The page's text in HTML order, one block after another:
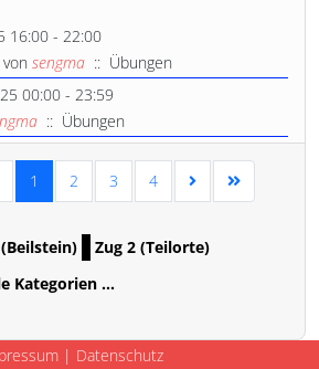
16:00 - 22:00
von sengma :: Übungen
00:00 - 23:59
:: Übungen
Limite der Paginierungsliste
1 2 3 4
Zug 2 (Teilorte)
Kategorien ...
| Datenschutz